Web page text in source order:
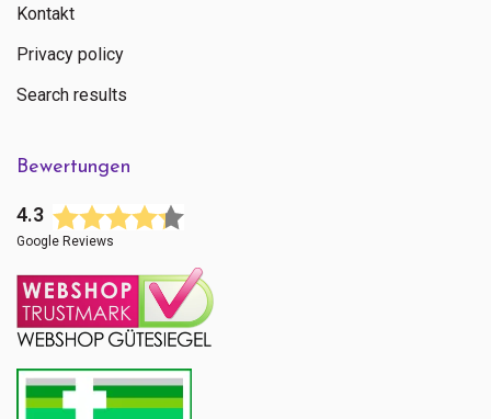
Kontakt
Privacy policy
Search results
Bewertungen
4.3
Google Reviews